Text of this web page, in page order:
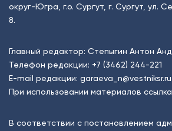
округ-Югра, г.о. Сургут, г. Сургут, ул.
8.
Главный редактор: Степыгин Антон
Телефон редакции: +7 (3462) 244-221
E-mail редакции: garaeva_n@vestniksr.ru
При использовании материалов
В соответствии с постановлением